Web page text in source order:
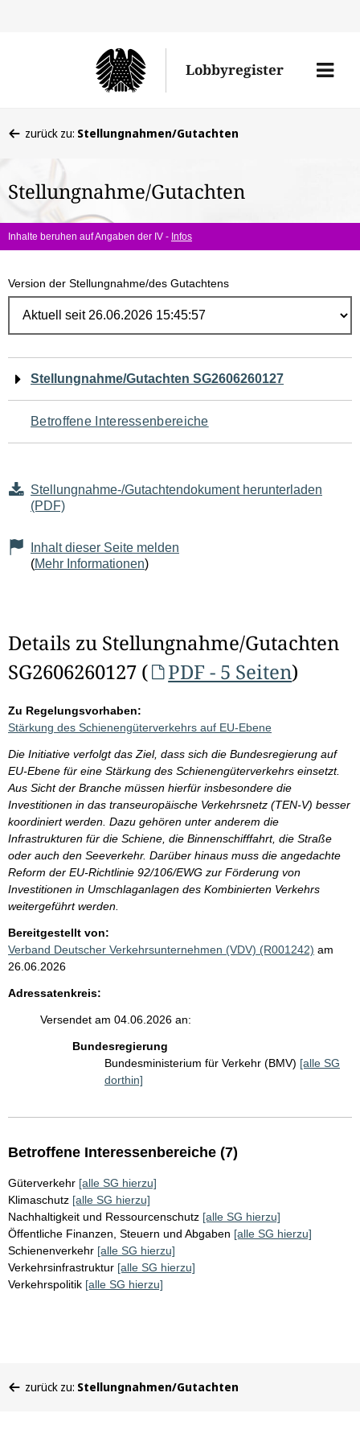
Lobbyregister
Menü
befinden
hier:
zurück zu: Stellungnahmen/Gutachten
Stellungnahme/Gutachten
Inhalte beruhen auf Angaben der IV - Infos
Version der Stellungnahme/des Gutachtens
Navigation
für
den
Seiteninhalt
Stellungnahme/Gutachten SG2606260127
Betroffene Interessenbereiche
Stellungnahme-/Gutachtendokument herunterladen
(PDF)
Inhalt dieser Seite melden
(Mehr Informationen)
Details zu Stellungnahme/Gutachten
SG2606260127 (
PDF - 5 Seiten)
Zu Regelungsvorhaben:
Stärkung des Schienengüterverkehrs auf EU-Ebene
Die Initiative verfolgt das Ziel, dass sich die Bundesregierung auf
EU-Ebene für eine Stärkung des Schienengüterverkehrs einsetzt.
Aus Sicht der Branche müssen hierfür insbesondere die
Investitionen in das transeuropäische Verkehrsnetz (TEN-V) besser
koordiniert werden. Dazu gehören unter anderem die
Infrastrukturen für die Schiene, die Binnenschifffahrt, die Straße
oder auch den Seeverkehr. Darüber hinaus muss die angedachte
Reform der EU-Richtlinie 92/106/EWG zur Förderung von
Investitionen in Umschlaganlagen des Kombinierten Verkehrs
weitergeführt werden.
Bereitgestellt von:
Verband Deutscher Verkehrsunternehmen (VDV) (R001242) am
26.06.2026
Adressatenkreis:
Versendet am 04.06.2026 an:
Bundesregierung
Bundesministerium für Verkehr (BMV) [alle SG
dorthin]
Betroffene Interessenbereiche (7)
Güterverkehr [alle SG hierzu]
Klimaschutz [alle SG hierzu]
Nachhaltigkeit und Ressourcenschutz [alle SG hierzu]
Öffentliche Finanzen, Steuern und Abgaben [alle SG hierzu]
Schienenverkehr [alle SG hierzu]
Verkehrsinfrastruktur [alle SG hierzu]
Verkehrspolitik [alle SG hierzu]
befinden
zurück zu: Stellungnahmen/Gutachten